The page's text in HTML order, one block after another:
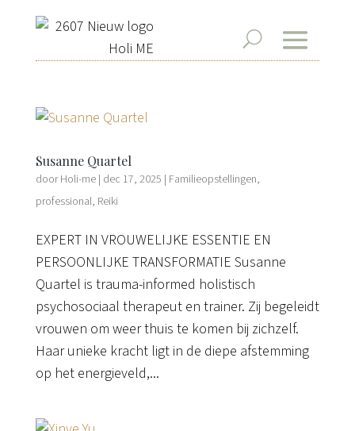
Susanne Quartel
doorHoli-me| dec 17, 2025 | Familieopstellingen,
professional, Reiki
EXPERT IN VROUWELIJKE ESSENTIE EN
PERSOONLIJKE TRANSFORMATIE Susanne
Quartel is trauma-informed holistisch
psychosociaal therapeut en trainer. Zij begeleidt
vrouwen om weer thuis te komen bij zichzelf.
Haar unieke kracht ligt in de diepe afstemming
op het energieveld,...